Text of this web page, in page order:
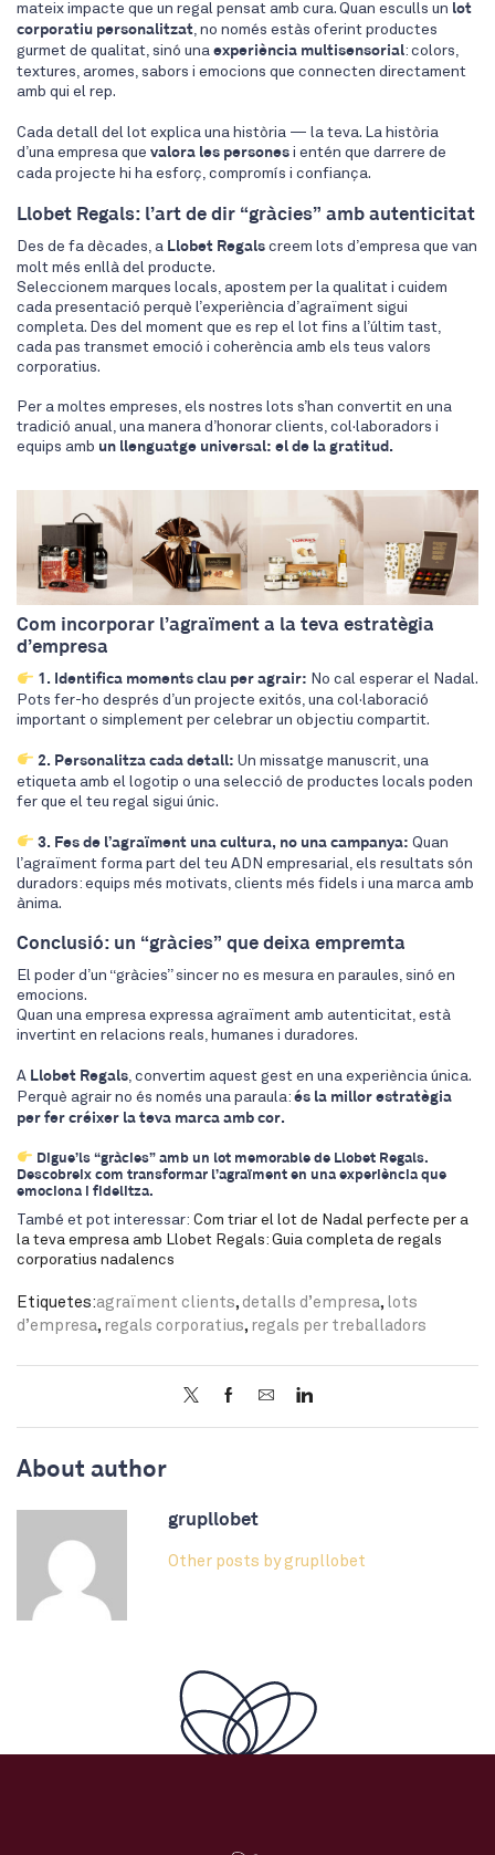
mateix impacte que un regal pensat amb cura. Quan esculls un lot
corporatiu personalitzat, no només estàs oferint productes
gurmet de qualitat, sinó una experiència multisensorial: colors,
textures, aromes, sabors i emocions que connecten directament
amb qui el rep.
Cada detall del lot explica una història — la teva. La història
d’una empresa que valora les persones i entén que darrere de
cada projecte hi ha esforç, compromís i confiança.
Llobet Regals: l’art de dir “gràcies” amb autenticitat
Des de fa dècades, a Llobet Regals creem lots d’empresa que van
molt més enllà del producte.
Seleccionem marques locals, apostem per la qualitat i cuidem
cada presentació perquè l’experiència d’agraïment sigui
completa. Des del moment que es rep el lot fins a l’últim tast,
cada pas transmet emoció i coherència amb els teus valors
corporatius.
Per a moltes empreses, els nostres lots s’han convertit en una
tradició anual, una manera d’honorar clients, col·laboradors i
equips amb un llenguatge universal: el de la gratitud.
Com incorporar l’agraïment a la teva estratègia
d’empresa
1. Identifica moments clau per agrair: No cal esperar el Nadal.
Pots fer-ho després d’un projecte exitós, una col·laboració
important o simplement per celebrar un objectiu compartit.
2. Personalitza cada detall: Un missatge manuscrit, una
etiqueta amb el logotip o una selecció de productes locals poden
fer que el teu regal sigui únic.
3. Fes de l’agraïment una cultura, no una campanya: Quan
l’agraïment forma part del teu ADN empresarial, els resultats són
duradors: equips més motivats, clients més fidels i una marca amb
ànima.
Conclusió: un “gràcies” que deixa empremta
El poder d’un “gràcies” sincer no es mesura en paraules, sinó en
emocions.
Quan una empresa expressa agraïment amb autenticitat, està
invertint en relacions reals, humanes i duradores.
A Llobet Regals, convertim aquest gest en una experiència única.
Perquè agrair no és només una paraula: és la millor estratègia
per fer créixer la teva marca amb cor.
Digue’ls “gràcies” amb un lot memorable de Llobet Regals.
Descobreix com transformar l’agraïment en una experiència que
emociona i fidelitza.
També et pot interessar: Com triar el lot de Nadal perfecte per a
la teva empresa amb Llobet Regals: Guia completa de regals
corporatius nadalencs
Etiquetes:agraïment clients, detalls d’empresa, lots
d’empresa, regals corporatius, regals per treballadors
About author
grupllobet
Other posts by grupllobet